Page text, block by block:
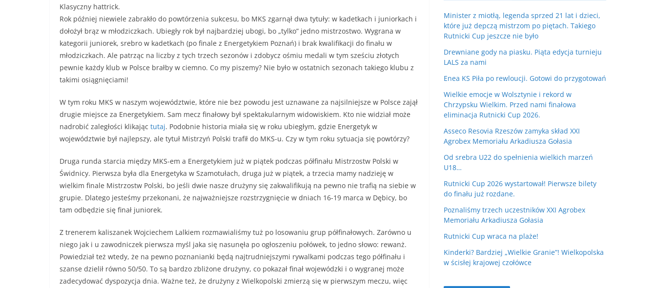
Klasyczny hattrick.
Rok później niewiele zabrakło do powtórzenia sukcesu, bo MKS zgarnął dwa tytuły: w kadetkach i juniorkach i
dołożył brąz w młodziczkach. Ubiegły rok był najbardziej ubogi, bo „tylko” jedno mistrzostwo. Wygrana w
kategorii juniorek, srebro w kadetkach (po finale z Energetykiem Poznań) i brak kwalifikacji do finału w
młodziczkach. Ale patrząc na liczby z tych trzech sezonów i zdobycz ośmiu medali w tym sześciu złotych
pewnie każdy klub w Polsce brałby w ciemno. Co my piszemy? Nie było w ostatnich sezonach takiego klubu z
takimi osiągnięciami!
W tym roku MKS w naszym województwie, które nie bez powodu jest uznawane za najsilniejsze w Polsce zajął
drugie miejsce za Energetykiem. Sam mecz finałowy był spektakularnym widowiskiem. Kto nie widział może
nadrobić zaległości klikając tutaj. Podobnie historia miała się w roku ubiegłym, gdzie Energetyk w
województwie był najlepszy, ale tytuł Mistrzyń Polski trafił do MKS-u. Czy w tym roku sytuacja się powtórzy?
Druga runda starcia między MKS-em a Energetykiem już w piątek podczas półfinału Mistrzostw Polski w
Świdnicy. Pierwsza była dla Energetyka w Szamotułach, druga już w piątek, a trzecia mamy nadzieję w
wielkim finale Mistrzostw Polski, bo jeśli dwie nasze drużyny się zakwalifikują na pewno nie trafią na siebie w
grupie. Dlatego jesteśmy przekonani, że najważniejsze rozstrzygnięcie w dniach 16-19 marca w Dębicy, bo
tam odbędzie się finał juniorek.
Z trenerem kaliszanek Wojciechem Lalkiem rozmawialiśmy tuż po losowaniu grup półfinałowych. Zarówno u
niego jak i u zawodniczek pierwsza myśl jaka się nasunęła po ogłoszeniu połówek, to jedno słowo: rewanż.
Powiedział też wtedy, że na pewno poznanianki będą najtrudniejszymi rywalkami podczas tego półfinału i
szanse dzielił równo 50/50. To są bardzo zbliżone drużyny, co pokazał finał wojewódzki i o wygranej może
zadecydować dyspozycja dnia. Ważne też, że drużyny z Wielkopolski zmierzą się w pierwszym meczu, więc
Minister z miotłą, legenda sprzed 21 lat i dzieci,
które już depczą mistrzom po piętach. Takiego
Rutnicki Cup jeszcze nie było
Drewniane gody na piasku. Piąta edycja turnieju
LALS za nami
Enea KS Piła po rewloucji. Gotowi do przygotowań
Wielkie emocje w Wolsztynie i rekord w
Chrzypsku Wielkim. Przed nami finałowa
eliminacja Rutnicki Cup 2026.
Asseco Resovia Rzeszów zamyka skład XXI
Agrobex Memoriału Arkadiusza Gołasia
Od srebra U22 do spełnienia wielkich marzeń
U18…
Rutnicki Cup 2026 wystartował! Pierwsze bilety
do finału już rozdane.
Poznaliśmy trzech uczestników XXI Agrobex
Memoriału Arkadiusza Gołasia
Rutnicki Cup wraca na plaże!
Kinderki? Bardziej „Wielkie Granie”! Wielkopolska
w ścisłej krajowej czołówce